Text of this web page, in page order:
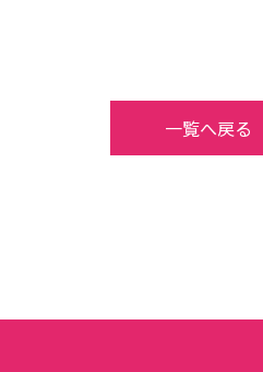
一覧へ戻る